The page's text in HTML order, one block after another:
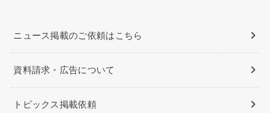
ニュース掲載のご依頼はこちら
資料請求・広告について
トピックス掲載依頼